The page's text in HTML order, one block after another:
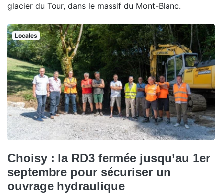
glacier du Tour, dans le massif du Mont-Blanc.
Locales
Choisy : la RD3 fermée jusqu’au 1er
septembre pour sécuriser un
ouvrage hydraulique